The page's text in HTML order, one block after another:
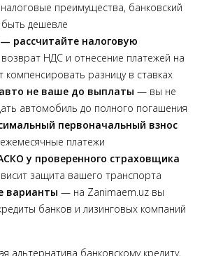
преимущества, банковский
дешевле
рассчитайте налоговую
НДС и отнесение платежей на
компенсировать разницу в ставках
не ваше до выплаты — вы не
автомобиль до полного погашения
первоначальный взнос
платежи
у проверенного страховщика
защита вашего транспорта
варианты — на Zanimaem.uz вы
банков и лизинговых компаний
альтернатива банковскому кредиту,